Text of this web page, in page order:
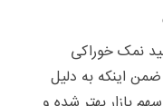
نمک خوراکی
اینکه به دلیل